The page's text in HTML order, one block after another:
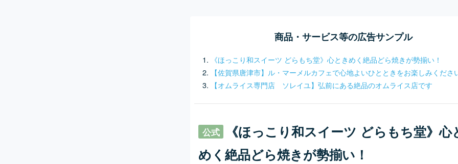
商品・サービス等の広告サンプル
《ほっこり和スイーツ どらもち堂》心ときめく絶品どら焼きが勢揃い！
【佐賀県唐津市】ル・マーメルカフェで心地よいひとときをお楽しみくださ
【オムライス専門店 ソレイユ】弘前にある絶品のオムライス店です
公式
《ほっこり和スイーツ どらもち堂》心
めく絶品どら焼きが勢揃い！